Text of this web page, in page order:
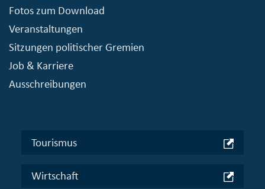
Fotos zum Download
Veranstaltungen
Sitzungen politischer Gremien
Job & Karriere
Ausschreibungen
Tourismus
Wirtschaft